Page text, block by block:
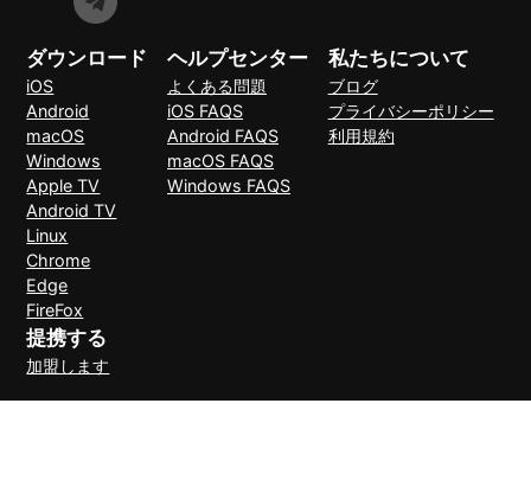
ダウンロード
iOS
Android
macOS
Windows
Apple TV
Android TV
Linux
Chrome
Edge
FireFox
ヘルプセンター
よくある問題
iOS FAQS
Android FAQS
macOS FAQS
Windows FAQS
私たちについて
ブログ
プライバシーポリシー
利用規約
提携する
加盟します